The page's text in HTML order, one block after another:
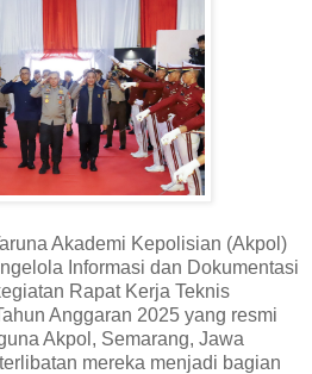
Akademi Kepolisian (Akpol)
Informasi dan Dokumentasi
Rapat Kerja Teknis
Anggaran 2025 yang resmi
Akpol, Semarang, Jawa
mereka menjadi bagian